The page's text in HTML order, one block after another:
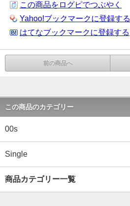
この商品をログピでつぶやく
Yahoo!ブックマークに登録する
はてなブックマークに登録する
前の商品へ
この商品のカテゴリー
00s
Single
商品カテゴリー一覧